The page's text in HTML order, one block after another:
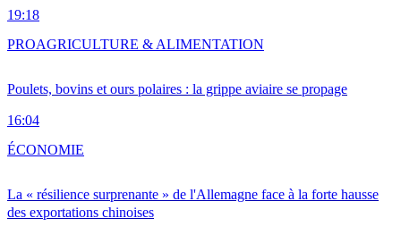
19:18
Poulets, bovins et ours polaires : la grippe aviaire se propage
16:04
PROAGRICULTURE & ALIMENTATION
La « résilience surprenante » de l'Allemagne face à la forte hausse
des exportations chinoises
ÉCONOMIE